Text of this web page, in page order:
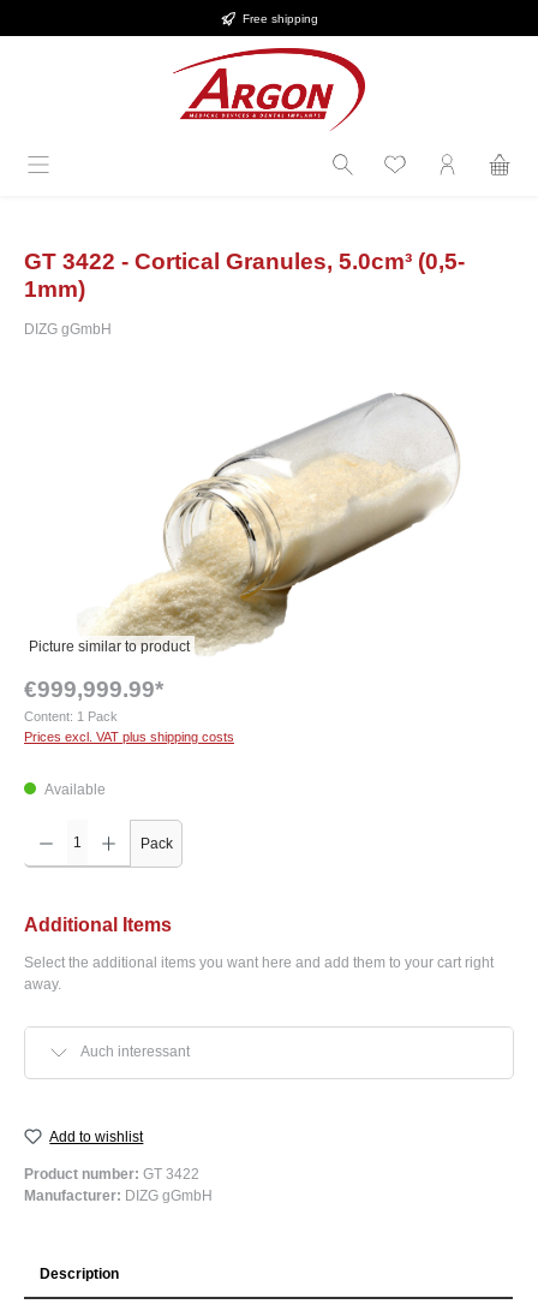
Free shipping
GT 3422 - Cortical Granules, 5.0cm³ (0,5-
1mm)
DIZG gGmbH
Picture similar to product
€999,999.99*
Content: 1 Pack
Prices excl. VAT plus shipping costs
Available
Product Quantity: Enter the desired amount or use the buttons to increase or decrease the
Pack
Additional Items
Select the additional items you want here and add them to your cart right
away.
Auch interessant
Add to wishlist
Product number: GT 3422
Manufacturer: DIZG gGmbH
Description